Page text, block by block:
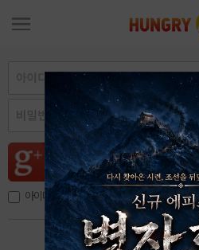
아이디, 이메일 저장
아이디 / 비밀번호 찾기